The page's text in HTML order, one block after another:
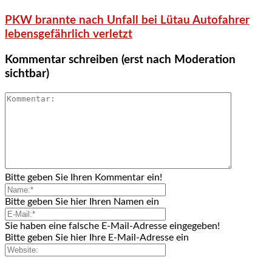
PKW brannte nach Unfall bei Lütau Autofahrer
lebensgefährlich verletzt
Kommentar schreiben (erst nach Moderation
sichtbar)
Bitte geben Sie Ihren Kommentar ein!
Bitte geben Sie hier Ihren Namen ein
Sie haben eine falsche E-Mail-Adresse eingegeben!
Bitte geben Sie hier Ihre E-Mail-Adresse ein